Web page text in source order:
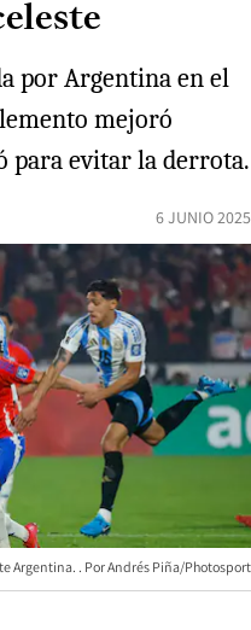
por Argentina en el
mejoró
para evitar la derrota.
6 JUNIO 2025
Argentina. Andrés Piña/Photosport